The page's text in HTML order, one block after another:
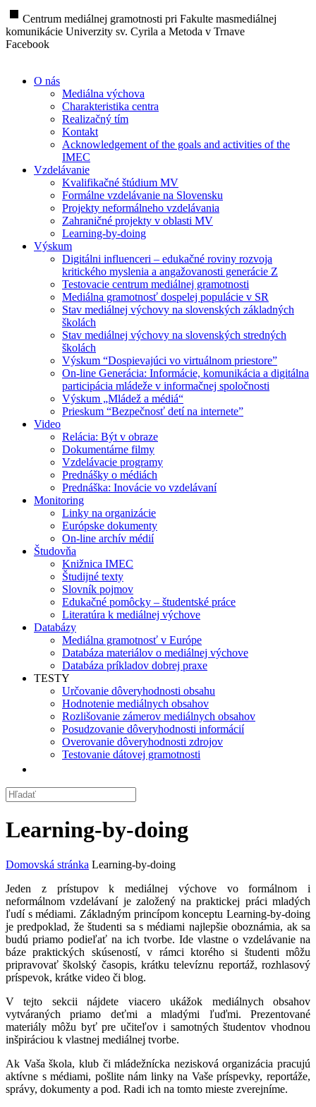
stop Centrum mediálnej gramotnosti pri Fakulte masmediálnej
komunikácie Univerzity sv. Cyrila a Metoda v Trnave
Facebook
O nás
Mediálna výchova
Charakteristika centra
Realizačný tím
Kontakt
Acknowledgement of the goals and activities of the
IMEC
Vzdelávanie
Kvalifikačné štúdium MV
Formálne vzdelávanie na Slovensku
Projekty neformálneho vzdelávania
Zahraničné projekty v oblasti MV
Learning-by-doing
Výskum
Digitálni influenceri – edukačné roviny rozvoja
kritického myslenia a angažovanosti generácie Z
Testovacie centrum mediálnej gramotnosti
Mediálna gramotnosť dospelej populácie v SR
Stav mediálnej výchovy na slovenských základných
školách
Stav mediálnej výchovy na slovenských stredných
školách
Výskum “Dospievajúci vo virtuálnom priestore”
On-line Generácia: Informácie, komunikácia a digitálna
participácia mládeže v informačnej spoločnosti
Výskum „Mládež a médiá“
Prieskum “Bezpečnosť detí na internete”
Video
Relácia: Být v obraze
Dokumentárne filmy
Vzdelávacie programy
Prednášky o médiách
Prednáška: Inovácie vo vzdelávaní
Monitoring
Linky na organizácie
Európske dokumenty
On-line archív médií
Študovňa
Knižnica IMEC
Študijné texty
Slovník pojmov
Edukačné pomôcky – študentské práce
Literatúra k mediálnej výchove
Databázy
Mediálna gramotnosť v Európe
Databáza materiálov o mediálnej výchove
Databáza príkladov dobrej praxe
TESTY
Určovanie dôveryhodnosti obsahu
Hodnotenie mediálnych obsahov
Rozlišovanie zámerov mediálnych obsahov
Posudzovanie dôveryhodnosti informácií
Overovanie dôveryhodnosti zdrojov
Testovanie dátovej gramotnosti
Learning-by-doing
Domovská stránka Learning-by-doing
Jeden z prístupov k mediálnej výchove vo formálnom i
neformálnom vzdelávaní je založený na praktickej práci mladých
ľudí s médiami. Základným princípom konceptu Learning-by-doing
je predpoklad, že študenti sa s médiami najlepšie oboznámia, ak sa
budú priamo podieľať na ich tvorbe. Ide vlastne o vzdelávanie na
báze praktických skúseností, v rámci ktorého si študenti môžu
pripravovať školský časopis, krátku televíznu reportáž, rozhlasový
príspevok, krátke video či blog.
V tejto sekcii nájdete viacero ukážok mediálnych obsahov
vytváraných priamo deťmi a mladými ľuďmi. Prezentované
materiály môžu byť pre učiteľov i samotných študentov vhodnou
inšpiráciou k vlastnej mediálnej tvorbe.
Ak Vaša škola, klub či mládežnícka nezisková organizácia pracujú
aktívne s médiami, pošlite nám linky na Vaše príspevky, reportáže,
správy, dokumenty a pod. Radi ich na tomto mieste zverejníme.